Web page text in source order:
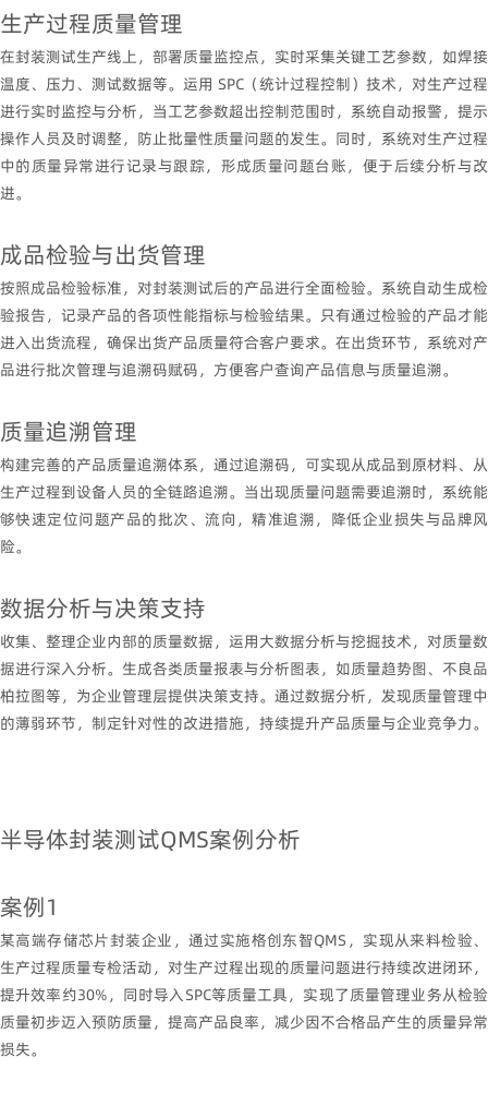
生产过程质量管理
在封装测试生产线上，部署质量监控点，实时采集关键工艺参数，如焊接
温度、压力、测试数据等。运用 SPC （统计过程控制）技术，对生产过程
进行实时监控与分析，当工艺参数超出控制范围时，系统自动报警，提示
操作人员及时调整，防止批量性质量问题的发生。同时，系统对生产过程
中的质量异常进行记录与跟踪，形成质量问题台账，便于后续分析与改
进。
成品检验与出货管理
按照成品检验标准，对封装测试后的产品进行全面检验。系统自动生成检
验报告，记录产品的各项性能指标与检验结果。只有通过检验的产品才能
进入出货流程，确保出货产品质量符合客户要求。在出货环节，系统对产
品进行批次管理与追溯码赋码，方便客户查询产品信息与质量追溯。
质量追溯管理
构建完善的产品质量追溯体系，通过追溯码，可实现从成品到原材料、从
生产过程到设备人员的全链路追溯。当出现质量问题需要追溯时，系统能
够快速定位问题产品的批次、流向，精准追溯，降低企业损失与品牌风
险。
数据分析与决策支持
收集、整理企业内部的质量数据，运用大数据分析与挖掘技术，对质量数
据进行深入分析。生成各类质量报表与分析图表，如质量趋势图、不良品
柏拉图等，为企业管理层提供决策支持。通过数据分析，发现质量管理中
的薄弱环节，制定针对性的改进措施，持续提升产品质量与企业竞争力。
半导体封装测试QMS案例分析
案例1
某高端存储芯片封装企业，通过实施格创东智QMS ，实现从来料检验、
生产过程质量专检活动，对生产过程出现的质量问题进行持续改进闭环，
提升效率约30%，同时导入SPC等质量工具，实现了质量管理业务从检验
质量初步迈入预防质量，提高产品良率，减少因不合格品产生的质量异常
损失。